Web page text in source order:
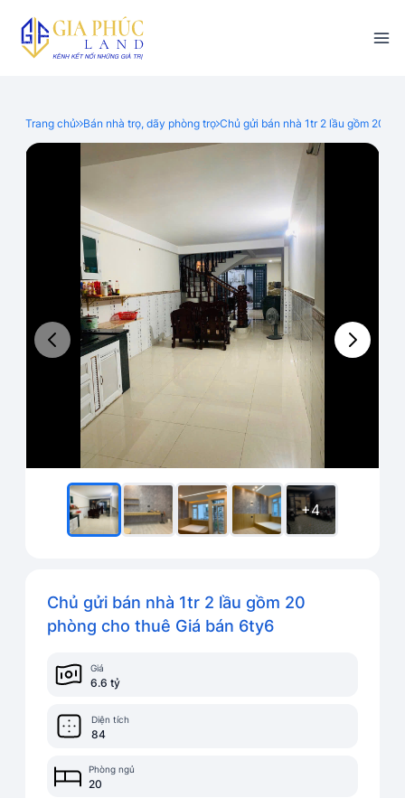
Trang chủ Bán nhà trọ, dãy phòng trọ Chủ gửi bán nhà 1tr 2 lầu gồm 20
+4
Chủ gửi bán nhà 1tr 2 lầu gồm 20
phòng cho thuê Giá bán 6ty6
Giá
6.6 tỷ
Diện tích
84
Phòng ngủ
20